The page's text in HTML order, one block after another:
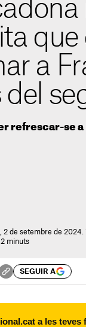
que
a
del
refrescar-se
2 de setembre de 2024.
minuts
SEGUIR A
a les